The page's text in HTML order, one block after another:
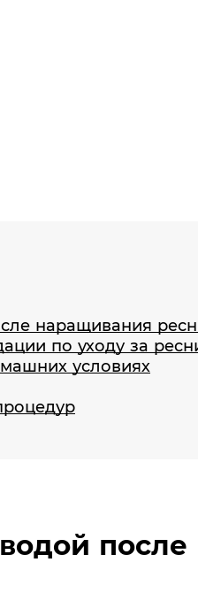
наращивания
по уходу за
условиях
после